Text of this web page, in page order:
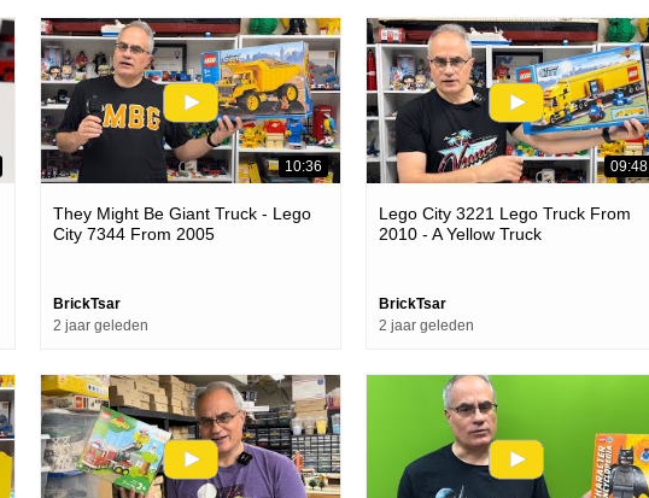
10:36
They Might Be Giant Truck - Lego
City 7344 From 2005
BrickTsar
2 jaar geleden
09:48
Lego City 3221 Lego Truck From
2010 - A Yellow Truck
BrickTsar
2 jaar geleden